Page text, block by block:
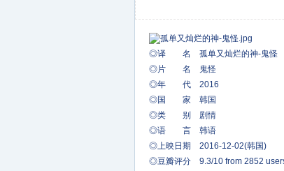
◎译 名 孤单又灿烂的神-鬼怪
◎片 名 鬼怪
◎年 代 2016
◎国 家 韩国
◎类 别 剧情
◎语 言 韩语
◎上映日期 2016-12-02(韩国)
◎豆瓣评分 9.3/10 from 2852